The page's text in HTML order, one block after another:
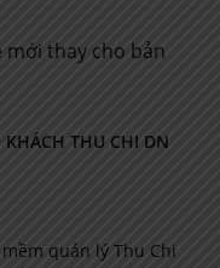
thay cho bản
THU CHI DN
quản lý Thu Chi